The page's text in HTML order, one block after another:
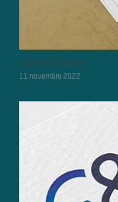
Traces D’histoire
11 novembre 2022